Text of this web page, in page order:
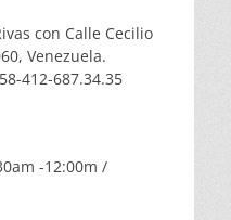
con Calle Cecilio
Venezuela.
412-687.34.35
-12:00m /